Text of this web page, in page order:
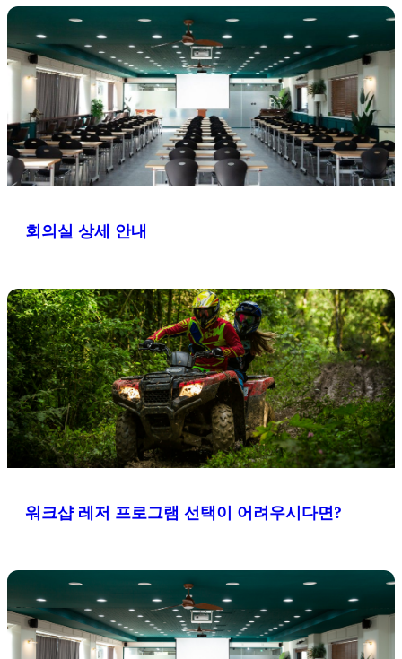
회의실 상세 안내
워크샵 레저 프로그램 선택이 어려우시다면?